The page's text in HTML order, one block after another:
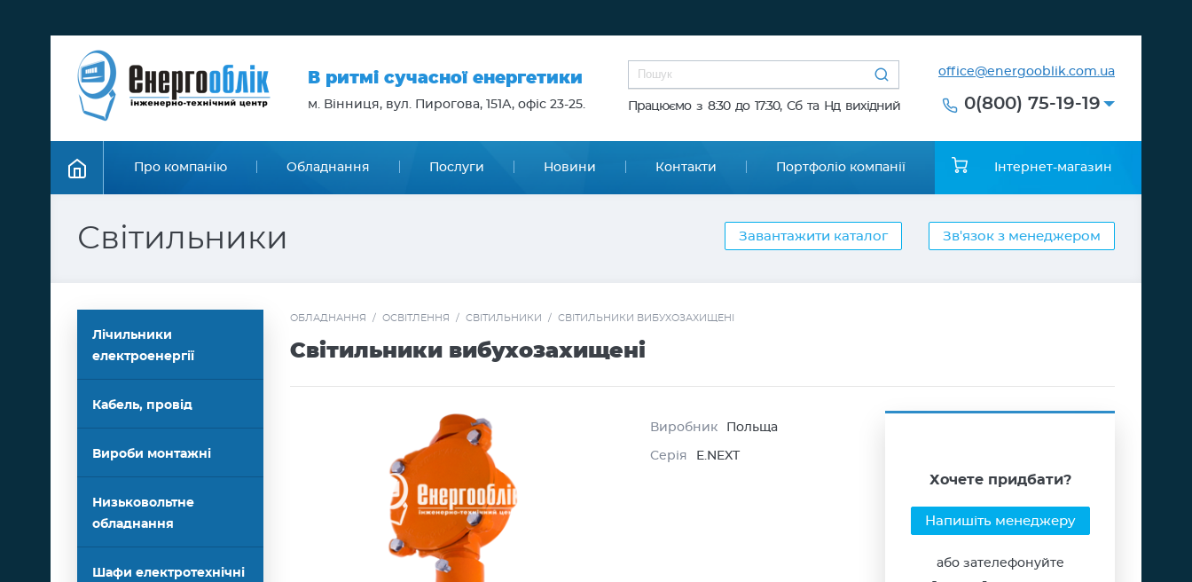
В ритмі сучасної енергетики
м. Вінниця, вул. Пирогова, 151А, офіс 23-25. Працюємо з 8:30 до 17:30, Сб та Нд вихідний
office@energooblik.com.ua
0(800) 75-19-19
Про компанію Обладнання Послуги Новини Контакти Портфоліо компанії Інтернет-магазин
Світильники Завантажити каталог Зв'язок з менеджером
Лічильники
електроенергії
Кабель, провід
Вироби монтажні
Низьковольтне
обладнання
Шафи електротехнічні
ОБЛАДНАННЯ / ОСВІТЛЕННЯ / СВІТИЛЬНИКИ / СВІТИЛЬНИКИ ВИБУХОЗАХИЩЕНІ
Світильники вибухозахищені
Виробник Польща
Серія E.NEXT
Хочете придбати?
Напишіть менеджеру
або зателефонуйте